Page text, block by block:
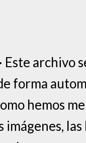
archivo
forma
hemos
imágenes,